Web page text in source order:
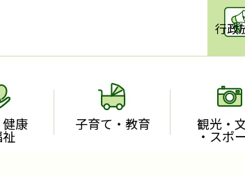
行政
康 子育て・教育 観光・
・スポ